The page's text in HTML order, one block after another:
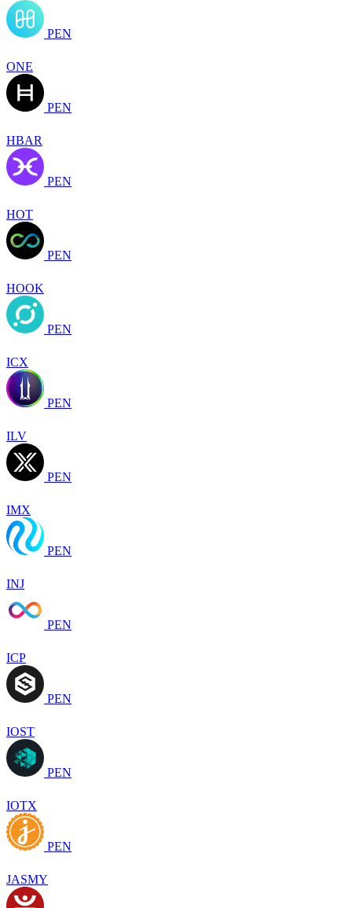
PEN
ONE
PEN
HBAR
PEN
HOT
PEN
HOOK
PEN
ICX
PEN
ILV
PEN
IMX
PEN
INJ
PEN
ICP
PEN
IOST
PEN
IOTX
PEN
JASMY